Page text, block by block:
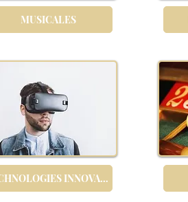
MUSICALES
TECHNOLOGIES INNOVANTES